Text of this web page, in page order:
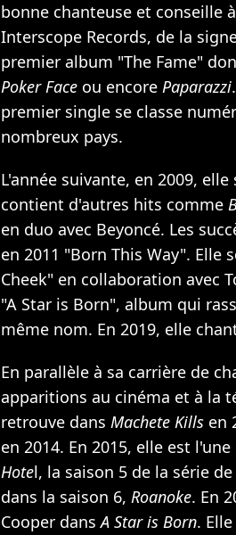
bonne chanteuse et conseille
Interscope Records, de la
premier album "The Fame"
Poker Face ou encore Paparazzi
premier single se classe
nombreux pays.
L'année suivante, en 2009,
contient d'autres hits comme
en duo avec Beyoncé. Les
en 2011 "Born This Way". Elle
Cheek" en collaboration avec
"A Star is Born", album qui
même nom. En 2019, elle
En parallèle à sa carrière de
apparitions au cinéma et à la
retrouve dans Machete Kills en
en 2014. En 2015, elle est
Hotel, la saison 5 de la série
dans la saison 6, Roanoke. En
Cooper dansA Star is Born.